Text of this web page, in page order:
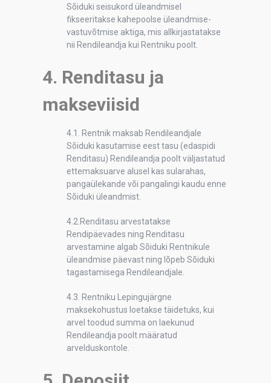
Sõiduki seisukord üleandmisel
fikseeritakse kahepoolse üleandmise-
vastuvõtmise aktiga, mis allkirjastatakse
nii Rendileandja kui Rentniku poolt.
4. Renditasu ja
makseviisid
4.1. Rentnik maksab Rendileandjale
Sõiduki kasutamise eest tasu (edaspidi
Renditasu) Rendileandja poolt väljastatud
ettemaksuarve alusel kas sularahas,
pangaülekande või pangalingi kaudu enne
Sõiduki üleandmist.
4.2.Renditasu arvestatakse
Rendipäevades ning Renditasu
arvestamine algab Sõiduki Rentnikule
üleandmise päevast ning lõpeb Sõiduki
tagastamisega Rendileandjale.
4.3. Rentniku Lepingujärgne
maksekohustus loetakse täidetuks, kui
arvel toodud summa on laekunud
Rendileandja poolt määratud
arvelduskontole.